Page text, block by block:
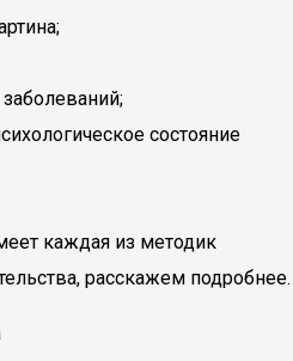
состояние
каждая из методик
расскажем подробнее.